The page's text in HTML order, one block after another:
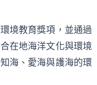
境教育獎項，並通過
在地海洋文化與環境
海、愛海與護海的環